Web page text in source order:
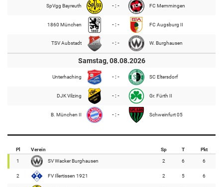
SpVgg Bayreuth - : - FC Memmingen
1860 München - : - FC Augsburg II
TSV Aubstadt - : - W. Burghausen
Samstag, 08.08.2026
Unterhaching - : - SC Eltersdorf
DJK Vilzing - : - Gr. Fürth II
B. München II - : - Schweinfurt 05
Pl Verein Sp T Pkt
1 SV Wacker Burghausen 2 6 6
2 FV Illertissen 1921 2 5 6